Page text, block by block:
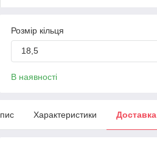
Розмір кільця
18,5
В наявності
Характеристики Доставка